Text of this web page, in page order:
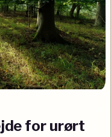
for urørt